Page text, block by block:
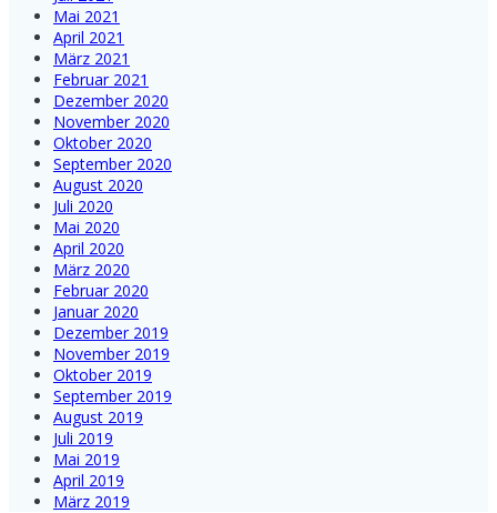
Mai 2021
April 2021
März 2021
Februar 2021
Dezember 2020
November 2020
Oktober 2020
September 2020
August 2020
Juli 2020
Mai 2020
April 2020
März 2020
Februar 2020
Januar 2020
Dezember 2019
November 2019
Oktober 2019
September 2019
August 2019
Juli 2019
Mai 2019
April 2019
März 2019